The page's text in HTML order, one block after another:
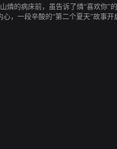
的病床前，虽告诉了燐“喜欢你”
心，一段辛酸的“第二个夏天”故事